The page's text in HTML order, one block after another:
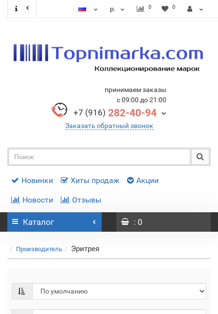
р. 0 0
принимаем заказы
с 09:00 до 21:00
+7 (916) 282-40-94
Заказать обратный звонок
Новинки Хиты продаж Акции
Новости Отзывы
Каталог : 0
Производитель Эритрея